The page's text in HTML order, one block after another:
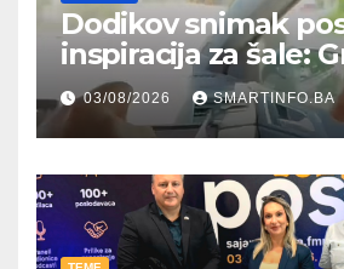
Dodikov snimak
inspiracija za šale:
kroz parodiju
03/08/2026 SMARTINFO.BA